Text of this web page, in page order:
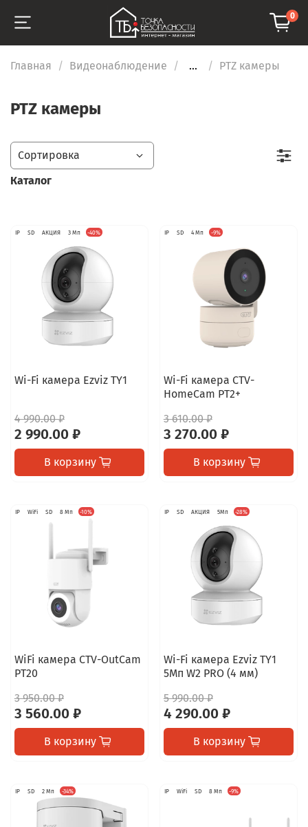
0
Главная Видеонаблюдение ... PTZ камеры
PTZ камеры
IP SD АКЦИЯ 3 Мп -40%
Wi-Fi камера Ezviz TY1
4 990.00 ₽
2 990.00 ₽
В корзину
IP SD 4 Мп -9%
Wi-Fi камера CTV-
HomeCam PT2+
3 610.00 ₽
3 270.00 ₽
В корзину
IP WiFi SD 8 Мп -10%
WiFi камера CTV-OutCam
PT20
3 950.00 ₽
3 560.00 ₽
В корзину
IP SD АКЦИЯ 5Мп -28%
Wi-Fi камера Ezviz TY1
5Мп W2 PRO (4 мм)
5 990.00 ₽
4 290.00 ₽
В корзину
IP SD 2 Мп -34% IP WiFi SD 8 Мп -9%
Каталог